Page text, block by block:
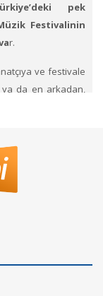
pek
Festivalinin
r.
ve festivale
da en arkadan,
bu konser
Önemli
biletlerini
sayfamız
Ticketfoni
biletin ne şekilde
diliminde sizde